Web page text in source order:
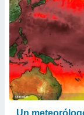
Un